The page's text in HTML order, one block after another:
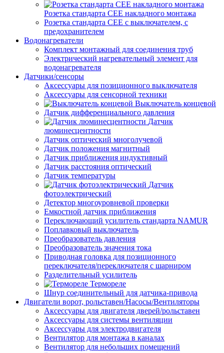
Розетка стандарта СЕЕ накладного монтажа
Розетка стандарта СЕЕ с выключателем, с
предохранителем
Водонагреватели
Комплект монтажный для соединения труб
Электрический нагревательный элемент для
водонагревателя
Датчики/сенсоры
Аксессуары для позиционного выключателя
Аксессуары для сенсорной техники
Выключатель концевой
Датчик дифференциального давления
Датчик
люминесцентности
Датчик оптический многолучевой
Датчик положения магнитный
Датчик приближения индуктивный
Датчик расстояния оптический
Датчик температуры
Датчик
фотоэлектрический
Детектор многоуровневой проверки
Емкостной датчик приближения
Переключающий усилитель стандарта NAMUR
Поплавковый выключатель
Преобразователь давления
Преобразователь значения тока
Приводная головка для позиционного
переключателя/переключателя с шарниром
Разделительный усилитель
Термореле
Шнур соединительный для датчика-привода
Двигатели ворот, рольставен/Насосы/Вентиляторы
Аксессуары для двигателя дверей/рольставен
Аксессуары для системы вентиляции
Аксессуары для электродвигателя
Вентилятор для монтажа в каналах
Вентилятор для небольших помещений